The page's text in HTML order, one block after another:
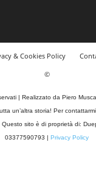
& Cookies Policy
©
| Realizzato da Piero
un’altra storia! Per
sito è di proprietà di:
03377590793 | Privacy Policy